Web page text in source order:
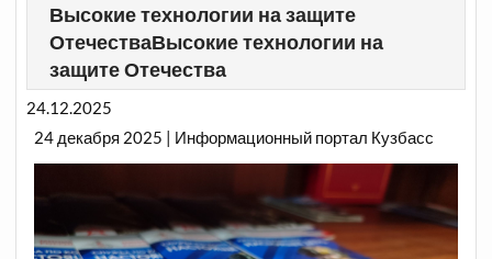
Высокие технологии на защите
ОтечестваВысокие технологии на
защите Отечества
24.12.2025
24 декабря 2025 | Информационный портал Кузбасс